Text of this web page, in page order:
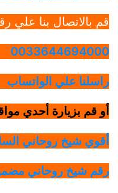
قم بالاتصال بنا علي
0033644694000
راسلنا علي الواتساب
أو قم بزيارة أحدي
أقوي شيخ روحاني
رقم شيخ روحاني